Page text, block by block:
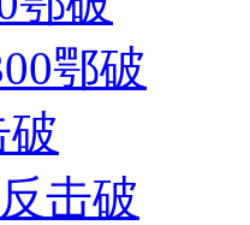
鄂破
破
击破